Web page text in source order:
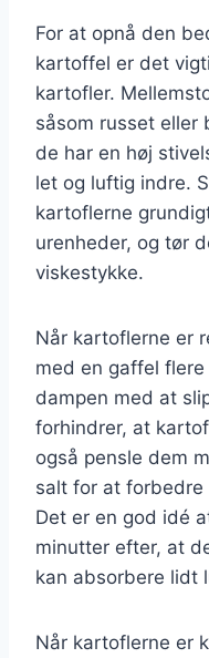
For at opnå den
kartoffel er det
kartofler.
såsom russet eller
de har en høj
let og luftig indre.
kartoflerne
urenheder, og tør
viskestykke.
Når kartoflerne er
med en gaffel
dampen med at
forhindrer, at
også pensle dem
salt for at forbedre
Det er en god idé
minutter efter, at
kan absorbere lidt
Når kartoflerne er